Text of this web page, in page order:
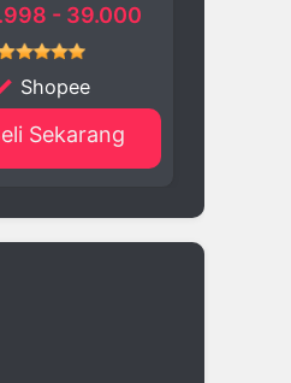
- 178.900
Shopee
Beli Sekarang